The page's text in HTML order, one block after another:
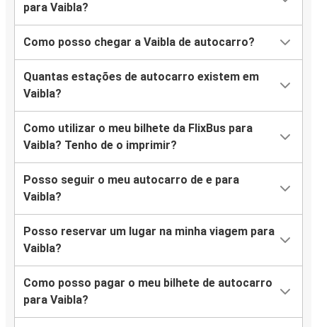
para Vaibla?
Como posso chegar a Vaibla de autocarro?
Quantas estações de autocarro existem em
Vaibla?
Como utilizar o meu bilhete da FlixBus para
Vaibla? Tenho de o imprimir?
Posso seguir o meu autocarro de e para
Vaibla?
Posso reservar um lugar na minha viagem para
Vaibla?
Como posso pagar o meu bilhete de autocarro
para Vaibla?